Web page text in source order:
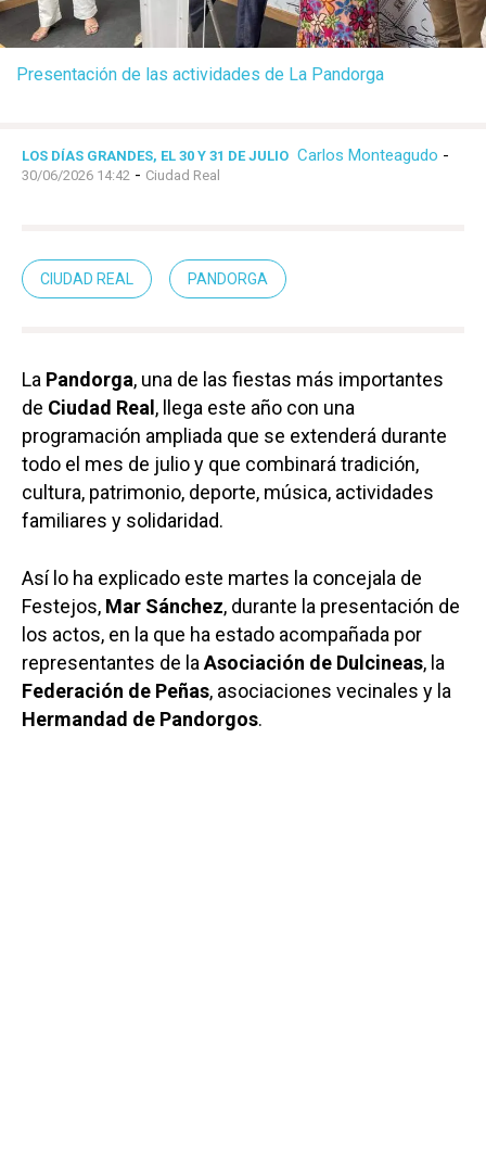
Presentación de las actividades de La Pandorga
LOS DÍAS GRANDES, EL 30 Y 31 DE JULIO Carlos Monteagudo -
30/06/2026 14:42 - Ciudad Real
CIUDAD REAL PANDORGA
La Pandorga, una de las fiestas más importantes
de Ciudad Real, llega este año con una
programación ampliada que se extenderá durante
todo el mes de julio y que combinará tradición,
cultura, patrimonio, deporte, música, actividades
familiares y solidaridad.
Así lo ha explicado este martes la concejala de
Festejos, Mar Sánchez, durante la presentación de
los actos, en la que ha estado acompañada por
representantes de la Asociación de Dulcineas, la
Federación de Peñas, asociaciones vecinales y la
Hermandad de Pandorgos.